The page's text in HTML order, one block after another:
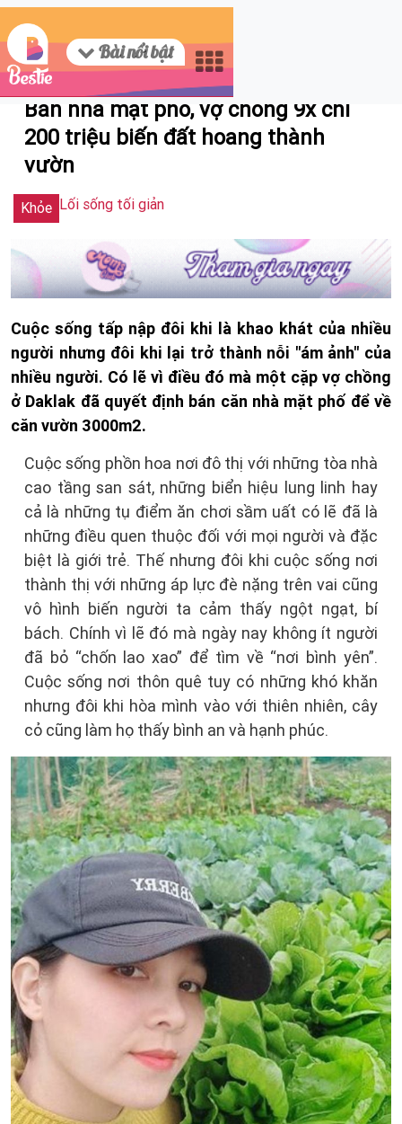
Bài nổi bật
08/29/2023 13:42
Bán nhà mặt phố, vợ chồng 9x chi
200 triệu biến đất hoang thành
vườn
Khỏe Lối sống tối giản
Cuộc sống tấp nập đôi khi là khao khát của nhiều
người nhưng đôi khi lại trở thành nỗi "ám ảnh" của
nhiều người. Có lẽ vì điều đó mà một cặp vợ chồng
ở Daklak đã quyết định bán căn nhà mặt phố để về
căn vườn 3000m2.
Cuộc sống phồn hoa nơi đô thị với những tòa nhà
cao tầng san sát, những biển hiệu lung linh hay
cả là những tụ điểm ăn chơi sầm uất có lẽ đã là
những điều quen thuộc đối với mọi người và đặc
biệt là giới trẻ. Thế nhưng đôi khi cuộc sống nơi
thành thị với những áp lực đè nặng trên vai cũng
vô hình biến người ta cảm thấy ngột ngạt, bí
bách. Chính vì lẽ đó mà ngày nay không ít người
đã bỏ “chốn lao xao” để tìm về “nơi bình yên”.
Cuộc sống nơi thôn quê tuy có những khó khăn
nhưng đôi khi hòa mình vào với thiên nhiên, cây
cỏ cũng làm họ thấy bình an và hạnh phúc.